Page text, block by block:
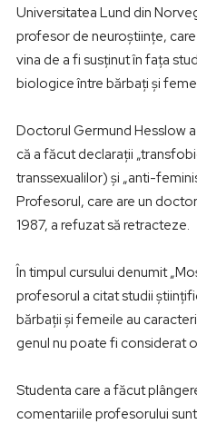
Universitatea Lund din
profesor de neuroștiințe,
vina de a fi susţinut în faţa
biologice între bărbaţi şi
Doctorul Germund Hesslow
că a făcut declaraţii
transsexualilor) şi „anti-
Profesorul, care are un
1987, a refuzat să retracteze.
În timpul cursului denumit
profesorul a citat studii
bărbaţii şi femeile au
genul nu poate fi considerat
Studenta care a făcut
comentariile profesorului